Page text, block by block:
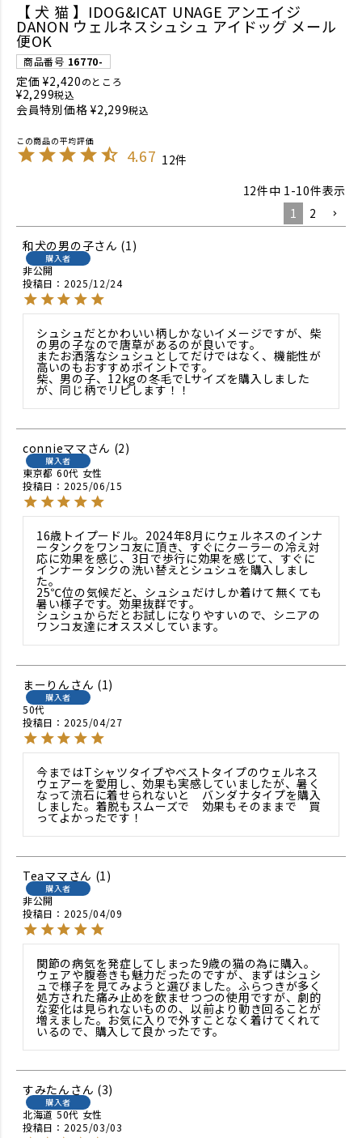
【 犬 猫 】IDOG&ICAT UNAGE アンエイジ
DANON ウェルネスシュシュ アイドッグ メール
便OK
商品番号 16770-
定価 ¥2,420のところ
¥2,299税込
会員特別価格 ¥2,299税込
4.67 12
12件中 1-10件表示
1
2
和犬の男の子
1
購入者
非公開
投稿日
2025/12/24
シュシュだとかわいい柄しかないイメージですが、柴
の男の子なので唐草があるのが良いです。
またお洒落なシュシュとしてだけではなく、機能性が
高いのもおすすめポイントです。
柴、男の子、12kgの冬毛でLサイズを購入しました
が、同じ柄でリピします！！
connieママ 2
購入者
東京都 60代 女性
投稿日
2025/06/15
16歳トイプードル。2024年8月にウェルネスのインナ
ータンクをワンコ友に頂き、すぐにクーラーの冷え対
応に効果を感じ、3日で歩行に効果を感じて、すぐに
インナータンクの洗い替えとシュシュを購入しまし
た。
25℃位の気候だと、シュシュだけしか着けて無くても
暑い様子です。効果抜群です。
シュシュからだとお試しになりやすいので、シニアの
ワンコ友達にオススメしています。
まーりん 1
購入者
50代
投稿日
2025/04/27
今まではTシャツタイプやベストタイプのウェルネス
ウェアーを愛用し、効果も実感していましたが、暑く
なって流石に着せられないと　バンダナタイプを購入
しました。着脱もスムーズで　効果もそのままで　買
ってよかったです！
Teaママ 1
購入者
非公開
投稿日
2025/04/09
関節の病気を発症してしまった9歳の猫の為に購入。
ウェアや腹巻きも魅力だったのですが、まずはシュシ
ュで様子を見てみようと選びました。ふらつきが多く
処方された痛み止めを飲ませつつの使用ですが、劇的
な変化は見られないものの、以前より動き回ることが
増えました。お気に入りで外すことなく着けてくれて
いるので、購入して良かったです。
すみたん 3
購入者
北海道 50代 女性
投稿日
2025/03/03